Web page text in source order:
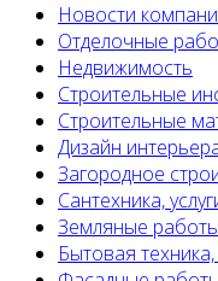
Новости
Отделочные
Недвижимость
Строительные
Строительные
Дизайн
Загородное
Сантехника,
Земляные
Бытовая